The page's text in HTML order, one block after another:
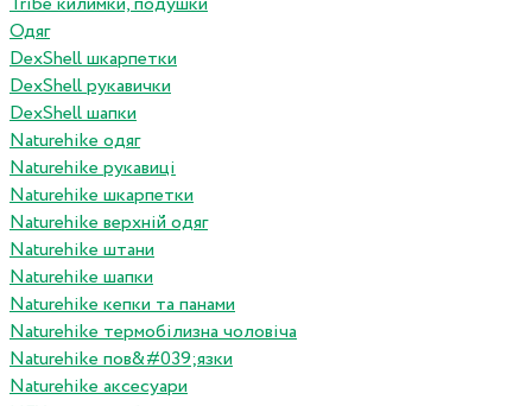
Одяг
DexShell шкарпетки
DexShell рукавички
DexShell шапки
Naturehike одяг
Naturehike рукавиці
Naturehike шкарпетки
Naturehike верхній одяг
Naturehike штани
Naturehike шапки
Naturehike кепки та панами
Naturehike термобілизна чоловіча
Naturehike пов&#039;язки
Naturehike аксесуари